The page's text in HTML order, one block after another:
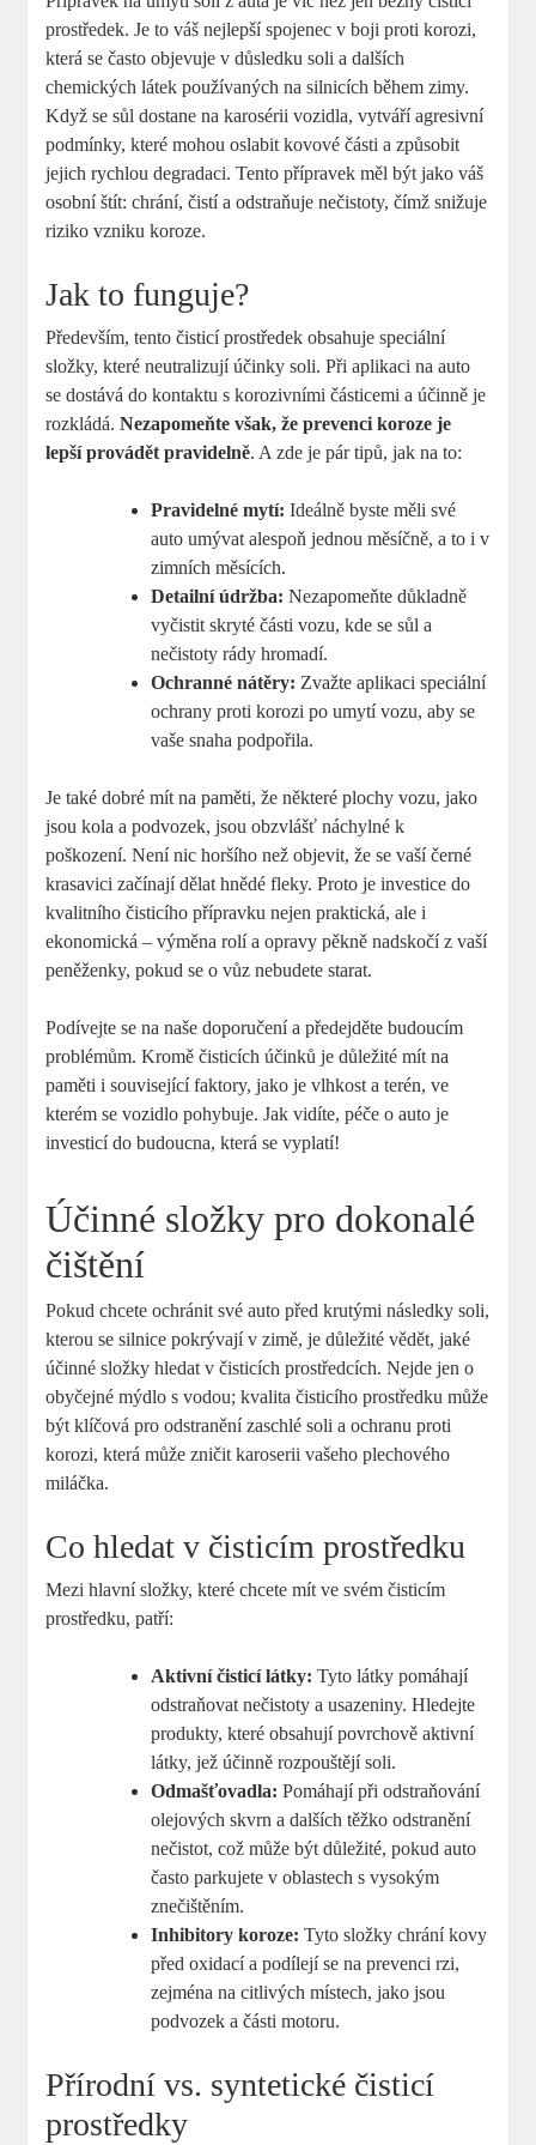
prostředek. Je to váš nejlepší spojenec v boji proti korozi,
která se často objevuje v důsledku soli a dalších
chemických látek používaných na silnicích během zimy.
Když se sůl dostane na karosérii vozidla, vytváří agresivní
podmínky, které mohou oslabit kovové části a způsobit
jejich rychlou degradaci. Tento přípravek měl být jako váš
osobní štít: chrání, čistí a odstraňuje nečistoty, čímž snižuje
riziko vzniku koroze.
Jak to funguje?
Především, tento čisticí prostředek obsahuje speciální
složky, které neutralizují účinky soli. Při aplikaci na auto
se dostává do kontaktu s korozivními částicemi a účinně je
rozkládá.Nezapomeňte však, že prevenci koroze je
lepší provádět pravidelně. A zde je pár tipů, jak na to:
Pravidelné mytí: Ideálně byste měli své
auto umývat alespoň jednou měsíčně, a to i v
zimních měsících.
Detailní údržba: Nezapomeňte důkladně
vyčistit skryté části vozu, kde se sůl a
nečistoty rády hromadí.
Ochranné nátěry: Zvažte aplikaci speciální
ochrany proti korozi po umytí vozu, aby se
vaše snaha podpořila.
Je také dobré mít na paměti, že některé plochy vozu, jako
jsou kola a podvozek, jsou obzvlášť náchylné k
poškození. Není nic horšího než objevit, že se vaší černé
krasavici začínají dělat hnědé fleky. Proto je investice do
kvalitního čisticího přípravku nejen praktická, ale i
ekonomická – výměna rolí a opravy pěkně nadskočí z vaší
peněženky, pokud se o vůz nebudete starat.
Podívejte se na naše doporučení a předejděte budoucím
problémům. Kromě čisticích účinků je důležité mít na
paměti i související faktory, jako je vlhkost a terén, ve
kterém se vozidlo pohybuje. Jak vidíte, péče o auto je
investicí do budoucna, která se vyplatí!
Účinné složky pro dokonalé
čištění
Pokud chcete ochránit své auto před krutými následky soli,
kterou se silnice pokrývají v zimě, je důležité vědět, jaké
účinné složky hledat v čisticích prostředcích. Nejde jen o
obyčejné mýdlo s vodou; kvalita čisticího prostředku může
být klíčová pro odstranění zaschlé soli a ochranu proti
korozi, která může zničit karoserii vašeho plechového
miláčka.
Co hledat v čisticím prostředku
Mezi hlavní složky, které chcete mít ve svém čisticím
prostředku, patří:
Aktivní čisticí látky: Tyto látky pomáhají
odstraňovat nečistoty a usazeniny. Hledejte
produkty, které obsahují povrchově aktivní
látky, jež účinně rozpouštějí soli.
Odmašťovadla: Pomáhají při odstraňování
olejových skvrn a dalších těžko odstranění
nečistot, což může být důležité, pokud auto
často parkujete v oblastech s vysokým
znečištěním.
Inhibitory koroze: Tyto složky chrání kovy
před oxidací a podílejí se na prevenci rzi,
zejména na citlivých místech, jako jsou
podvozek a části motoru.
Přírodní vs. syntetické čisticí
prostředky